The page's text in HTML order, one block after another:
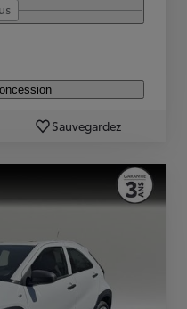
Sauvegardez